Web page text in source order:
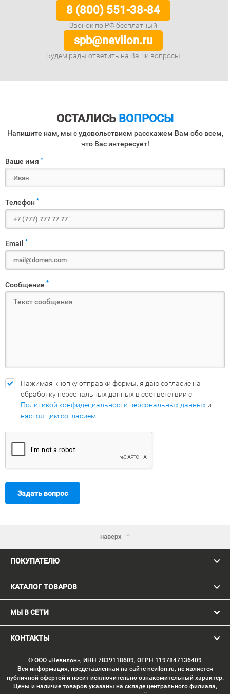
8 (800) 551-38-84
Звонок по РФ бесплатный
spb@nevilon.ru
Будем рады ответить на Ваши вопросы
ОСТАЛИСЬ ВОПРОСЫ
Напишите нам, мы с удовольствием расскажем Вам обо всем,
что Вас интересует!
Ваше имя *
Телефон *
Email *
Сообщение *
Нажимая кнопку отправки формы, я даю согласие на
обработку персональных данных в соответствии с
Политикой конфидециальности персональных данных и
настоящим согласием
Задать вопрос
наверх
ПОКУПАТЕЛЮ
КАТАЛОГ ТОВАРОВ
МЫ В СЕТИ
КОНТАКТЫ
© ООО «Невилон», ИНН 7839118609, ОГРН 1197847136409
Вся информация, представленная на сайте nevilon.ru, не является
публичной офертой и носит исключительно ознакомительный характер.
Цены и наличие товаров указаны на складе центрального филиала,